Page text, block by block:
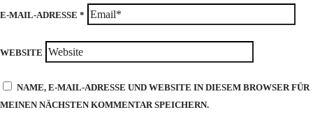
E-MAIL-ADRESSE *
WEBSITE
NAME, E-MAIL-ADRESSE UND WEBSITE IN DIESEM BROWSER FÜR
MEINEN NÄCHSTEN KOMMENTAR SPEICHERN.